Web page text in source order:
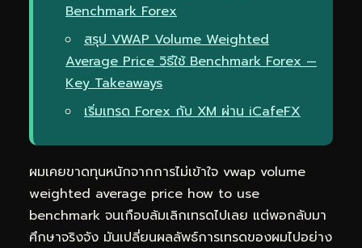
Benchmark Forex
สรุป VWAP Volume Weighted
Average Price วิธีใช้ Benchmark Forex —
Key Takeaways
เริ่มเทรด Forex กับ XM ผ่าน iCafeFX
ผมเคยขาดทุนหนักจากการไม่เข้าใจ vwap volume
weighted average price how to use
benchmark จนเกือบล้มเลิกเทรดไปเลย แต่พอกลับมา
ศึกษาจริงจัง มันเปลี่ยนผลลัพธ์การเทรดของผมไปอย่าง